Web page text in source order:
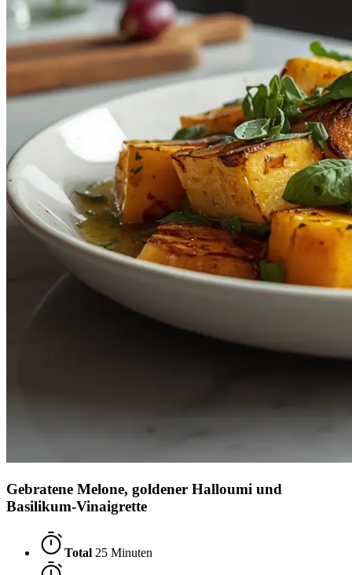
Gebratene Melone, goldener Halloumi und
Basilikum-Vinaigrette
Total 25 Minuten